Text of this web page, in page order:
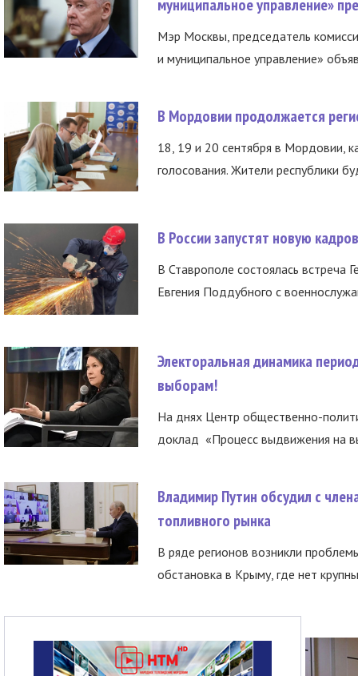
муниципальное управление»
Мэр Москвы, председатель
и муниципальное управление»
В Мордовии продолжается
18, 19 и 20 сентября в Мордовии,
голосования. Жители республики
В России запустят новую
В Ставрополе состоялась встреча
Евгения Поддубного с
Электоральная динамика
выборам!
На днях Центр общественно-
доклад «Процесс выдвижения на
Владимир Путин обсудил с
топливного рынка
В ряде регионов возникли
обстановка в Крыму, где нет